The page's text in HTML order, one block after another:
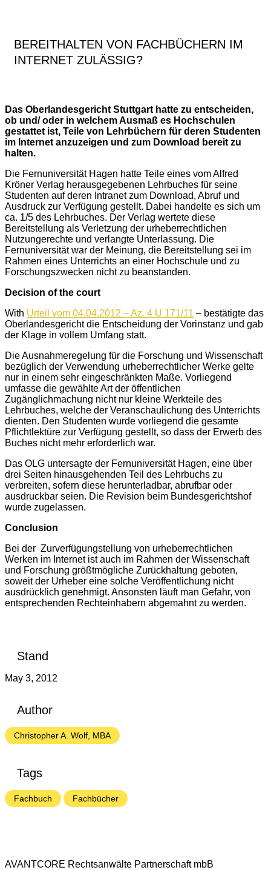
BEREITHALTEN VON FACHBÜCHERN IM
INTERNET ZULÄSSIG?
Das Oberlandesgericht Stuttgart hatte zu entscheiden,
ob und/ oder in welchem Ausmaß es Hochschulen
gestattet ist, Teile von Lehrbüchern für deren Studenten
im Internet anzuzeigen und zum Download bereit zu
halten.
Die Fernuniversität Hagen hatte Teile eines vom Alfred
Kröner Verlag herausgegebenen Lehrbuches für seine
Studenten auf deren Intranet zum Download, Abruf und
Ausdruck zur Verfügung gestellt. Dabei handelte es sich um
ca. 1/5 des Lehrbuches. Der Verlag wertete diese
Bereitstellung als Verletzung der urheberrechtlichen
Nutzungerechte und verlangte Unterlassung. Die
Fernuniversität war der Meinung, die Bereitstellung sei im
Rahmen eines Unterrichts an einer Hochschule und zu
Forschungszwecken nicht zu beanstanden.
Decision of the court
With Urteil vom 04.04.2012 – Az. 4 U 171/11 – bestätigte das
Oberlandesgericht die Entscheidung der Vorinstanz und gab
der Klage in vollem Umfang statt.
Die Ausnahmeregelung für die Forschung und Wissenschaft
bezüglich der Verwendung urheberrechtlicher Werke gelte
nur in einem sehr eingeschränkten Maße. Vorliegend
umfasse die gewählte Art der öffentlichen
Zugänglichmachung nicht nur kleine Werkteile des
Lehrbuches, welche der Veranschaulichung des Unterrichts
dienten. Den Studenten wurde vorliegend die gesamte
Pflichtlektüre zur Verfügung gestellt, so dass der Erwerb des
Buches nicht mehr erforderlich war.
Das OLG untersagte der Fernuniversität Hagen, eine über
drei Seiten hinausgehenden Teil des Lehrbuchs zu
verbreiten, sofern diese herunterladbar, abrufbar oder
ausdruckbar seien. Die Revision beim Bundesgerichtshof
wurde zugelassen.
Conclusion
Bei der Zurverfügungstellung von urheberrechtlichen
Werken im Internet ist auch im Rahmen der Wissenschaft
und Forschung größtmögliche Zurückhaltung geboten,
soweit der Urheber eine solche Veröffentlichung nicht
ausdrücklich genehmigt. Ansonsten läuft man Gefahr, von
entsprechenden Rechteinhabern abgemahnt zu werden.
Stand
May 3, 2012
Author
Christopher A. Wolf, MBA
Tags
Fachbuch Fachbücher
AVANTCORE Rechtsanwälte Partnerschaft mbB